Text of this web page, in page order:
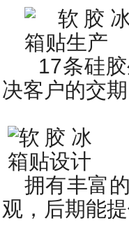
17条硅
决客户的交
拥有丰富
观，后期能